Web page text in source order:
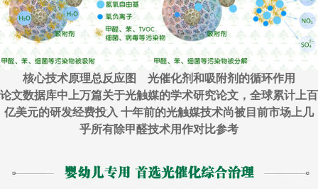
核心技术原理总反应图 光催化剂和吸附剂的循环作用
论文数据库中上万篇关于光触媒的学术研究论文，全球累计上百
亿美元的研发经费投入 十年前的光触媒技术尚被目前市场上几
乎所有除甲醛技术用作对比参考